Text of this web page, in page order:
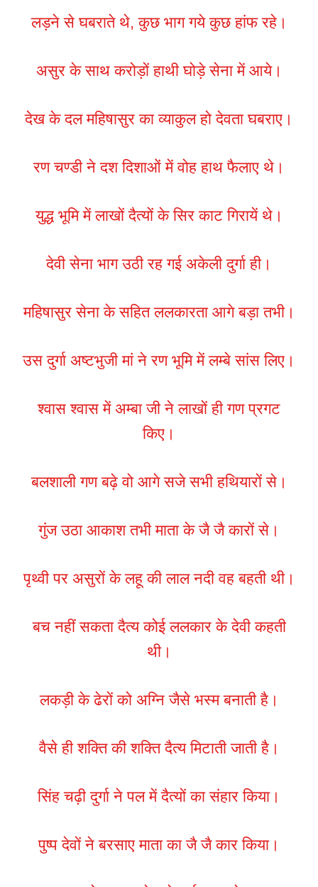
लड़ने से घबराते थे, कुछ भाग गये कुछ हांफ रहे।
असुर के साथ करोड़ों हाथी घोड़े सेना में आये।
देख के दल महिषासुर का व्याकुल हो देवता घबराए।
रण चण्डी ने दश दिशाओं में वोह हाथ फैलाए थे।
युद्ध भूमि में लाखों दैत्यों के सिर काट गिरायें थे।
देवी सेना भाग उठी रह गई अकेली दुर्गा ही।
महिषासुर सेना के सहित ललकारता आगे बड़ा तभी।
उस दुर्गा अष्टभुजी मां ने रण भूमि में लम्बे सांस लिए।
श्वास श्वास में अम्बा जी ने लाखों ही गण प्रगट
किए।
बलशाली गण बढ़े वो आगे सजे सभी हथियारों से।
गुंज उठा आकाश तभी माता के जै जै कारों से।
पृथ्वी पर असुरों के लहू की लाल नदी वह बहती थी।
बच नहीं सकता दैत्य कोई ललकार के देवी कहती
थी।
लकड़ी के ढेरों को अग्नि जैसे भस्म बनाती है।
वैसे ही शक्ति की शक्ति दैत्य मिटाती जाती है।
सिंह चढ़ी दुर्गा ने पल में दैत्यों का संहार किया।
पुष्प देवों ने बरसाए माता का जै जै कार किया।